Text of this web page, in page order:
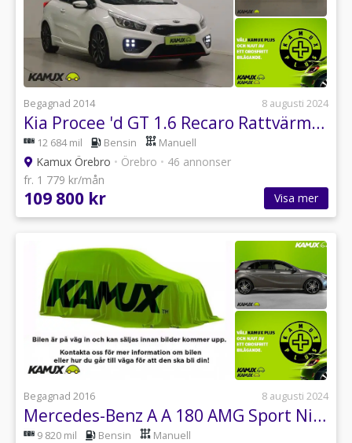
Begagnad 2014 8 augusti 2024
Kia Procee 'd GT 1.6 Recaro Rattvärme 204hk
12 684 mil Bensin Manuell
Kamux Örebro • Örebro • 46 annonser
fr. 1 779 kr/mån
109 800 kr Visa mer
Begagnad 2016 8 augusti 2024
Mercedes-Benz A A 180 AMG Sport Night Package 122hk
9 820 mil Bensin Manuell